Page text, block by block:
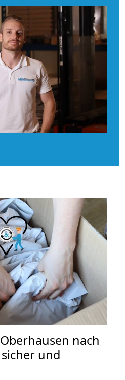
Oberhausen nach
sicher und